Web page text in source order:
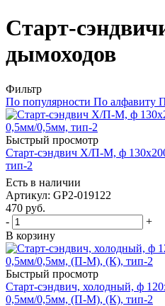
Старт-
дымоходов
Фильтр
По популярности По алфавиту
Быстрый просмотр
Старт-сэндвич Х/П-М, ф
тип-2
Есть в наличии
Артикул: GP2-019122
470 руб.
-
+
В корзину
Быстрый просмотр
Старт-сэндвич, холодный, ф
0,5мм/0,5мм, (П-М), (К), тип-2